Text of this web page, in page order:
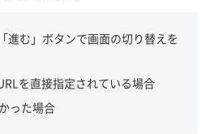
進む」ボタンで画面の切り替えを
を直接指定されている場合
った場合